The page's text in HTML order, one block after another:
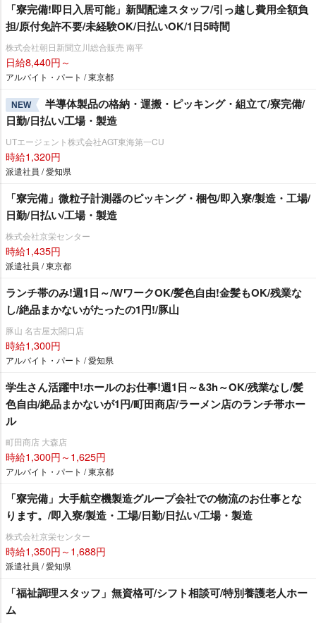
「寮完備!即日入居可能」新聞配達スタッフ/引っ越し費用全額負
担/原付免許不要/未経験OK/日払いOK/1日5時間
株式会社朝日新聞立川総合販売 南平
日給8,440円～
アルバイト・パート / 東京都
NEW
半導体製品の格納・運搬・ピッキング・組立て/寮完備/
日勤/日払い/工場・製造
UTエージェント株式会社AGT東海第一CU
時給1,320円
派遣社員 / 愛知県
「寮完備」微粒子計測器のピッキング・梱包/即入寮/製造・工場/
日勤/日払い/工場・製造
株式会社京栄センター
時給1,435円
派遣社員 / 東京都
ランチ帯のみ!週1日～/WワークOK/髪色自由!金髪もOK/残業な
し/絶品まかないがたったの1円!/豚山
豚山 名古屋太閤口店
時給1,300円
アルバイト・パート / 愛知県
学生さん活躍中!ホールのお仕事!週1日～&3h～OK/残業なし/髪
色自由/絶品まかないが1円/町田商店/ラーメン店のランチ帯ホー
ル
町田商店 大森店
時給1,300円～1,625円
アルバイト・パート / 東京都
「寮完備」大手航空機製造グループ会社での物流のお仕事とな
ります。/即入寮/製造・工場/日勤/日払い/工場・製造
株式会社京栄センター
時給1,350円～1,688円
派遣社員 / 愛知県
「福祉調理スタッフ」無資格可/シフト相談可/特別養護老人ホー
ム